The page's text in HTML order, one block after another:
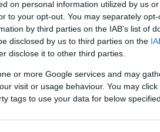
on personal information utilized by us
to your opt-out. You may separately
by third parties on the IAB’s list of
disclosed by us to third parties on the
disclose it to other third parties.
or more Google services and may
visit or usage behaviour. You may
tags to use your data for below